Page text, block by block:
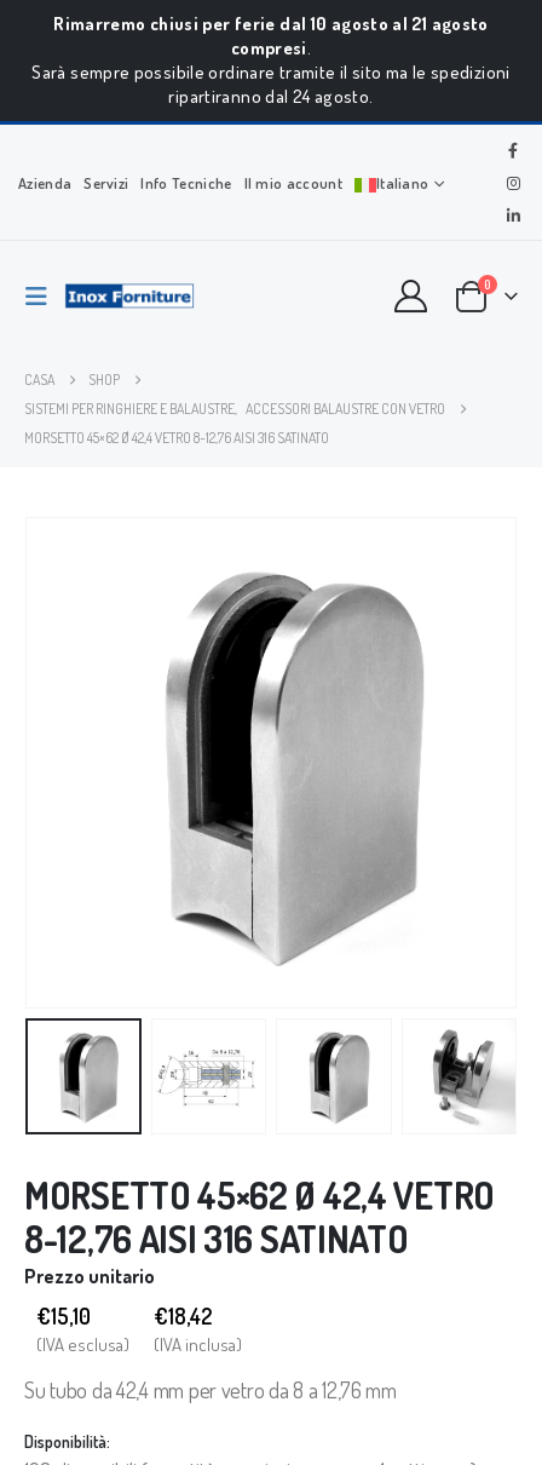
Rimarremo chiusi per ferie dal 10 agosto al 21 agosto
compresi.
Sarà sempre possibile ordinare tramite il sito ma le spedizioni
ripartiranno dal 24 agosto.
Azienda Servizi Info Tecniche Il mio account Italiano
0
CASA
SHOP
SISTEMI PER RINGHIERE E BALAUSTRE, ACCESSORI BALAUSTRE CON VETRO
MORSETTO 45×62 Ø 42,4 VETRO 8-12,76 AISI 316 SATINATO
MORSETTO 45×62 Ø 42,4 VETRO
8-12,76 AISI 316 SATINATO
Prezzo unitario
€15,10
(IVA esclusa)
€18,42
(IVA inclusa)
Su tubo da 42,4 mm per vetro da 8 a 12,76 mm
Disponibilità: